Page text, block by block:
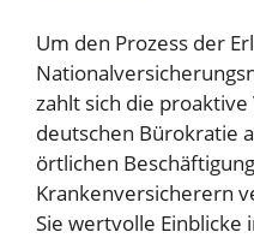
Um den Prozess der
zahlt sich die
deutschen Bürokratie
örtlichen
Krankenversicherern
Sie wertvolle Einblicke